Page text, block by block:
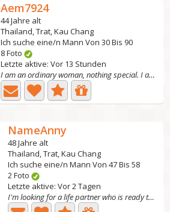
Aem7924
44 Jahre alt
Thailand, Trat, Kau Chang
Ich suche eine/n Mann Von 30 Bis 90
8 Foto
Letzte aktive: Vor 13 Stunden
I am an ordinary woman, nothing special. I am a...
NameAnny
48 Jahre alt
Thailand, Trat, Kau Chang
Ich suche eine/n Mann Von 47 Bis 58
2 Foto
Letzte aktive: Vor 2 Tagen
I'm looking for a life partner who is ready to grow...